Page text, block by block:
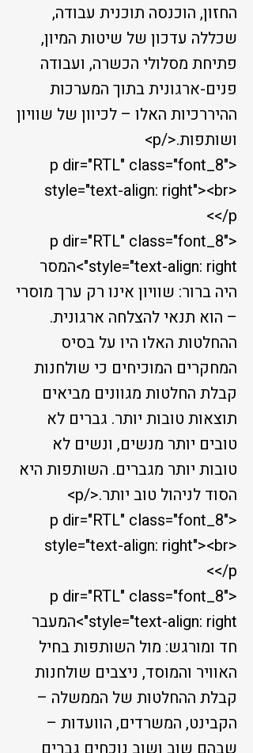
החזון, הוכנסה תוכנית עבודה,
שכללה עדכון של שיטות המיון,
פתיחת מסלולי הכשרה, ועבודה
פנים-ארגונית בתוך המערכות
ההיררכיות האלו – לכיוון של שוויון
ושותפות.</p>
<p dir="RTL" class="font_8"
style="text-align: right"><br>
</p>
<p dir="RTL" class="font_8"
style="text-align: right">המסר
היה ברור: שוויון אינו רק ערך מוסרי
– הוא תנאי להצלחה ארגונית.
ההחלטות האלו היו על בסיס
המחקרים המוכיחים כי שולחנות
קבלת החלטות מגוונים מביאים
תוצאות טובות יותר. גברים לא
טובים יותר מנשים, ונשים לא
טובות יותר מגברים. השותפות היא
הסוד לניהול טוב יותר.</p>
<p dir="RTL" class="font_8"
style="text-align: right"><br>
</p>
<p dir="RTL" class="font_8"
style="text-align: right">המעבר
חד ומורגש: מול השותפות בחיל
האוויר והמוסד, ניצבים שולחנות
קבלת ההחלטות של הממשלה –
הקבינט, המשרדים, הוועדות –